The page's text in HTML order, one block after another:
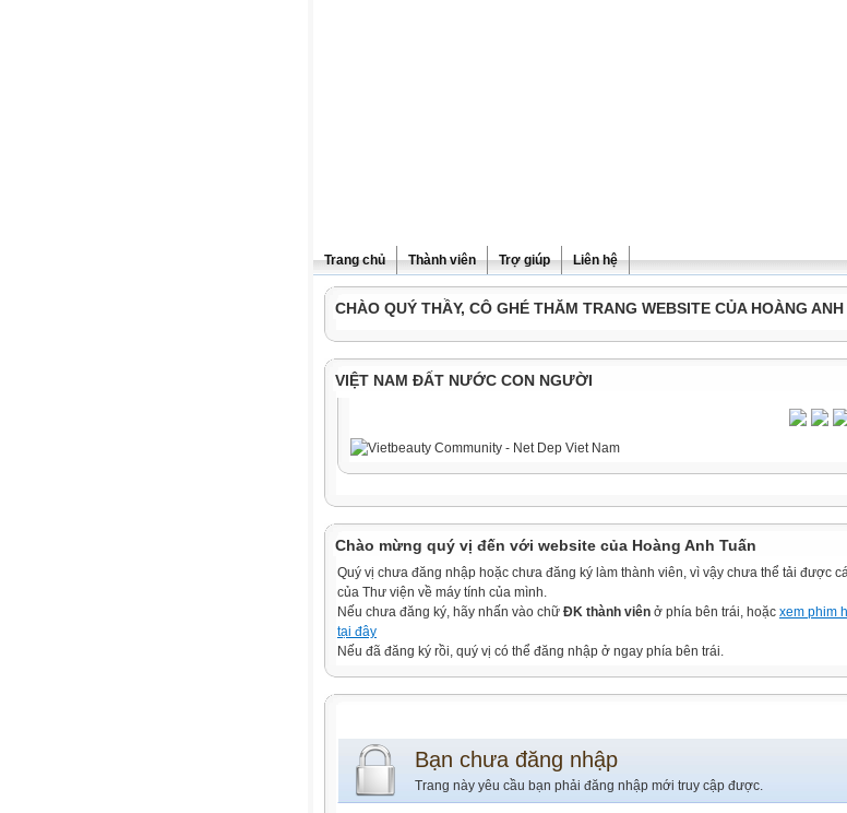
Trang chủ Thành viên Trợ giúp Liên hệ
CHÀO QUÝ THẦY, CÔ GHÉ THĂM TRANG WEBSITE CỦA HOÀNG
VIỆT NAM ĐẤT NƯỚC CON NGƯỜI
Chào mừng quý vị đến với website của Hoàng Anh Tuấn
Quý vị chưa đăng nhập hoặc chưa đăng ký làm thành viên, vì vậy chưa thể tải được
của Thư viện về máy tính của mình.
Nếu chưa đăng ký, hãy nhấn vào chữ ĐK thành viên ở phía bên trái, hoặc xem phim
tại đây
Nếu đã đăng ký rồi, quý vị có thể đăng nhập ở ngay phía bên trái.
Bạn chưa đăng nhập
Trang này yêu cầu bạn phải đăng nhập mới truy cập được.